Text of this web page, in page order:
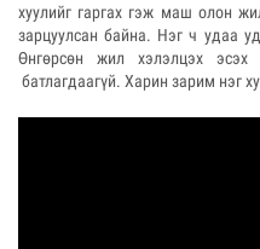
хуулийг гаргах гэж маш олон
зарцуулсан байна. Нэг ч удаа
Өнгөрсөн жил хэлэлцэх
батлагдаагүй. Харин зарим нэг